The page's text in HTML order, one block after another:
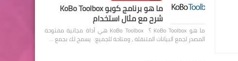
ما هو برنامج كوبو KoBo Toolbox
شرح مع مثال استخدام
ما هو KoBo Toolbox ؟ KoBo Toolbox هي أداة مجانية مفتوحة
المصدر لجمع البيانات المتنقلة ، ومتاحة للجميع. يسمح لك بجمع …